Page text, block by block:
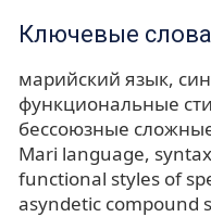
Ключевые слова
марийский язык
функциональные
бессоюзные
Mari language syntax
functional styles of
asyndetic compound